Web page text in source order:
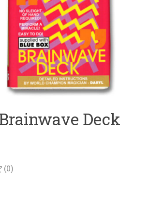
Deck
dit product is
(0)